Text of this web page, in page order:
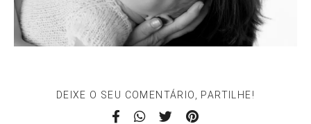
DEIXE O SEU COMENTÁRIO, PARTILHE!